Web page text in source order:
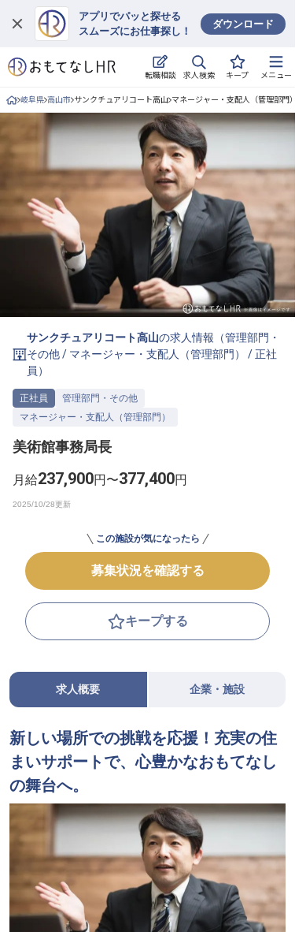
アプリでパッと探せる
スムーズにお仕事探し！
ダウンロード
転職相談 求人検索 キープ メニュー
ログイン
求人・施設を探す
キープした求人
就職・転職 合同説明会
おもてなしHRについて
ご利用の流れ
よくある質問
ホテル・宿泊業界情報コラム
採用をお考えの企業様へ
岐阜県 高山市 サンクチュアリコート高山 マネージャー・支配人（管理部門
サンクチュアリコート高山の求人情報（管理部門・
その他/ マネージャー・支配人（管理部門） /正社
員 ）
正社員
管理部門・その他
マネージャー・支配人（管理部門）
美術館事務局長
月給237,900円〜377,400円
この施設が気になったら
募集状況を確認する
キープする
求人概要 企業・施設
新しい場所での挑戦を応援！充実の住
まいサポートで、心豊かなおもてなし
の舞台へ。